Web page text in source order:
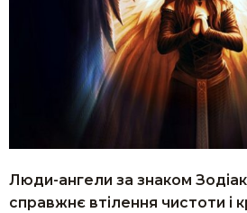
Люди-ангели за знаком
справжнє втілення чистоти і